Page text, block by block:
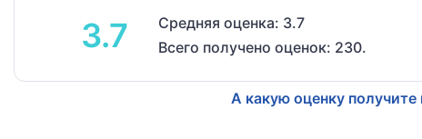
3.7
Средняя оценка: 3.7
Всего получено оценок: 230.
А какую оценку